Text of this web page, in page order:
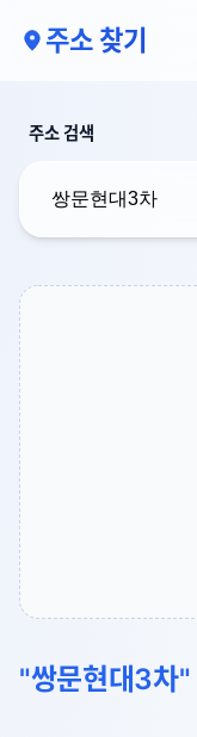
주소 찾기
주소 검색
"쌍문현대3차"